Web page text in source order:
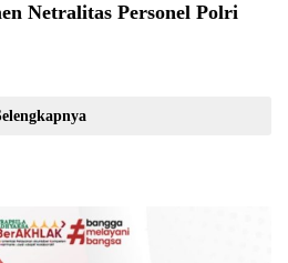
Netralitas Personel Polri